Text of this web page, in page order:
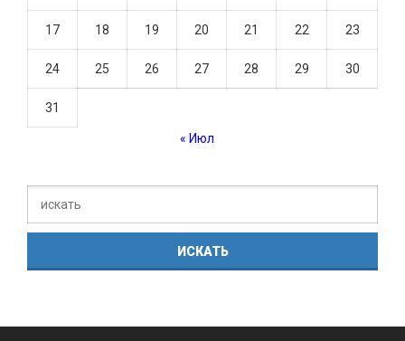
17 18 19 20 21 22 23
24 25 26 27 28 29 30
31
« Июл